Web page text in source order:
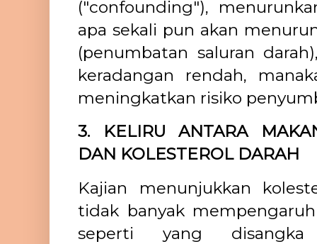
("confounding"),
apa sekali pun akan
(penumbatan saluran
keradangan rendah,
meningkatkan risiko
3. KELIRU ANTARA
DAN KOLESTEROL DARAH
Kajian menunjukkan
tidak banyak
seperti yang disangka